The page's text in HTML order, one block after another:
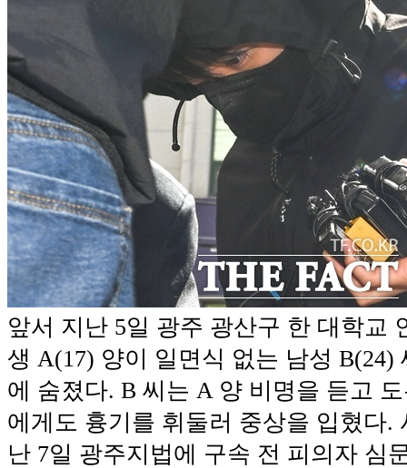
앞서 지난 5일 광주 광산구 한 대학교
생 A(17) 양이 일면식 없는 남성 B(24)
에 숨졌다. B 씨는 A 양 비명을 듣고
에게도 흉기를 휘둘러 중상을 입혔다.
난 7일 광주지법에 구속 전 피의자 심